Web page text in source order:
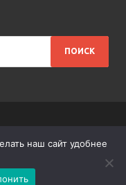
ссылканаш сайт удобнее